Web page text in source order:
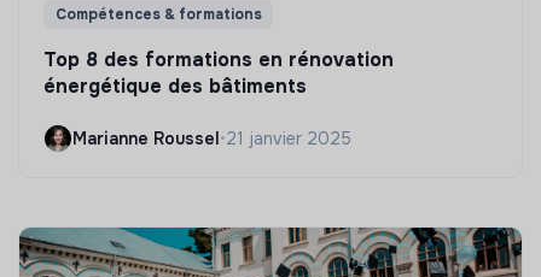
Compétences & formations
Top 8 des formations en rénovation
énergétique des bâtiments
Marianne Roussel•21 janvier 2025